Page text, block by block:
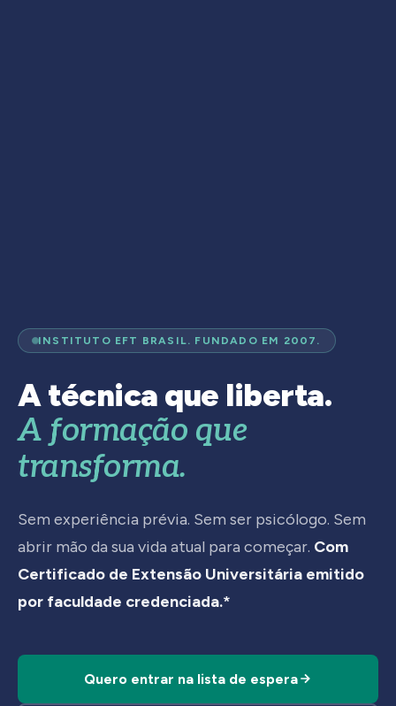
INSTITUTO EFT BRASIL. FUNDADO EM 2007.
A técnica que liberta.
A formação que
transforma.
Sem experiência prévia. Sem ser psicólogo. Sem
abrir mão da sua vida atual para começar. Com
Certificado de Extensão Universitária emitido
por faculdade credenciada.*
Quero entrar na lista de espera